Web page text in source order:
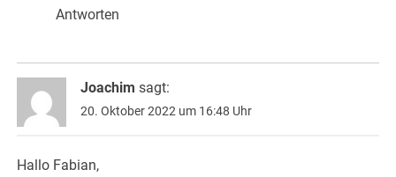
Antworten
Joachim sagt:
20. Oktober 2022 um 16:48 Uhr
Hallo Fabian,